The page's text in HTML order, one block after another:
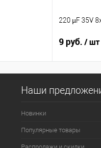
220 µF 35V
9 руб. / шт
Наши
Новинки
Популярные товары